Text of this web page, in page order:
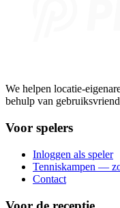
We helpen locatie-
behulp van
Voor spelers
Inloggen als speler
Tenniskampen —
Contact